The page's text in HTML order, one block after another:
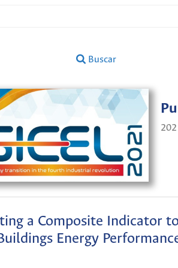
Buscar
a Composite Indicator
Energy